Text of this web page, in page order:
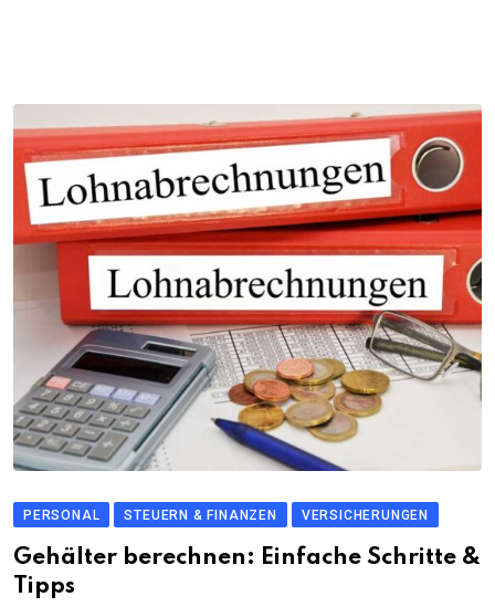
PERSONAL STEUERN & FINANZEN VERSICHERUNGEN
Gehälter berechnen: Einfache Schritte &
Tipps